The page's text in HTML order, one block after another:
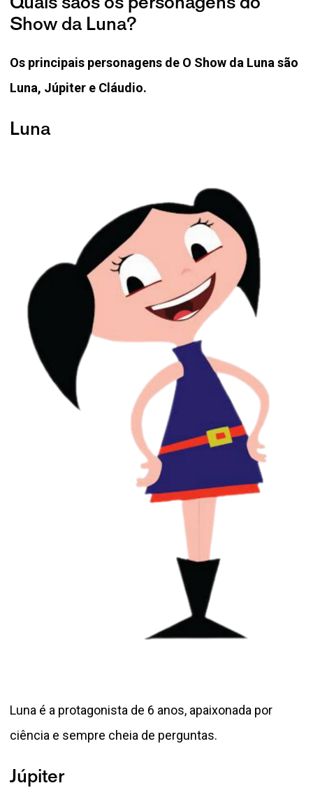
Show da Luna?
Os principais personagens de O Show da Luna são
Luna, Júpiter e Cláudio.
Luna
Luna é a protagonista de 6 anos, apaixonada por
ciência e sempre cheia de perguntas.
Júpiter